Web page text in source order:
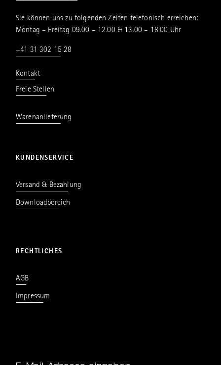
Sie können uns zu folgenden Zeiten telefonisch erreichen:
Montag – Freitag 09.00 – 12.00 & 13.00 – 18.00 Uhr
+41 31 302 15 28
Kontakt
Freie Stellen
Warenanlieferung
KUNDENSERVICE
Versand & Bezahlung
Downloadbereich
RECHTLICHES
AGB
Impressum